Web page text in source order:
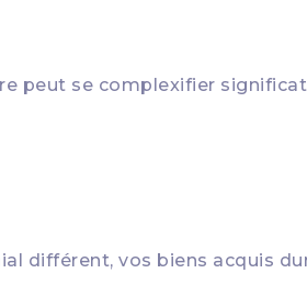
peut se complexifier
différent, vos biens acquis